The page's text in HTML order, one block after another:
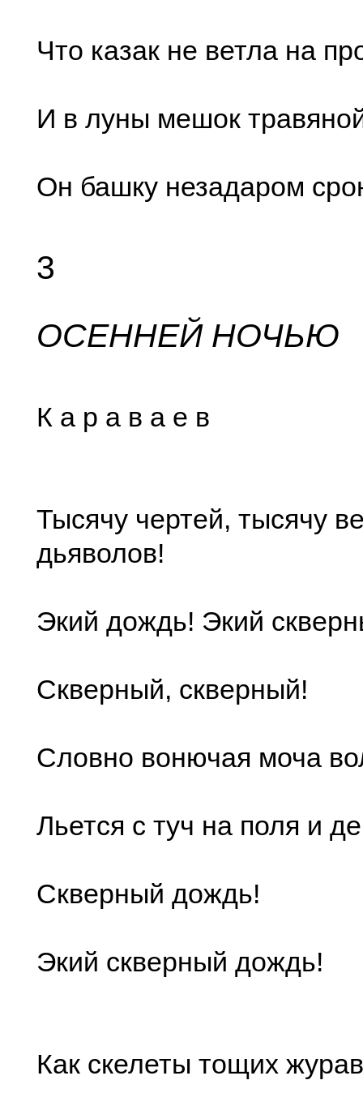
Что казак не ветла на
И в луны мешок
Он башку незадаром
3
ОСЕННЕЙ НОЧЬЮ
К а р а в а е в
Тысячу чертей, тысячу
дьяволов!
Экий дождь! Экий
Скверный, скверный!
Словно вонючая моча
Льется с туч на поля и
Скверный дождь!
Экий скверный дождь!
Как скелеты тощих